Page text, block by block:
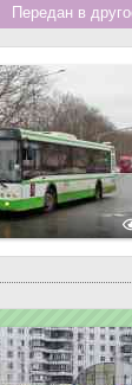
Передан в